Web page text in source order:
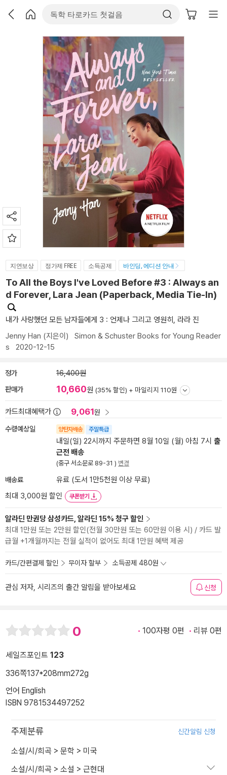
지연보상 정가제 FREE 소득공제 바인딩, 에디션 안내
To All the Boys I've Loved Before #3 : Always an
d Forever, Lara Jean (Paperback, Media Tie-In)
내가 사랑했던 모든 남자들에게 3 : 언제나 그리고 영원히, 라라 진
Jenny Han (지은이) Simon & Schuster Books for Young Reader
s 2020-12-15
정가 16,400원
판매가 10,660원 (35% 할인) + 마일리지 110원
카드최대혜택가 9,061원
수령예상일 양탄자배송 주말특급
내일(일) 22시까지 주문하면 8월 10일 (월) 아침 7시 출
근전 배송
(중구 서소문로 89-31 ) 변경
배송료
유료 (도서 1만5천원 이상 무료)
최대 3,000원 할인
쿠폰받기
알라딘 만권당 삼성카드, 알라딘 15% 청구 할인
최대 1만원 또는 2만원 할인(전월 30만원 또는 60만원 이용 시) / 카드 발
급월 +1개월까지는 전월 실적이 없어도 최대 1만원 혜택 제공
카드/간편결제 할인 무이자 할부 소득공제 480원
관심 저자, 시리즈의 출간 알림을 받아보세요 신청
0 100자평 0편 리뷰 0편
세일즈포인트 123
336쪽137*208mm272g
언어 English
ISBN 9781534497252
주제분류 신간알림 신청
소설/시/희곡 > 문학 > 미국
소설/시/희곡 > 소설 > 근현대